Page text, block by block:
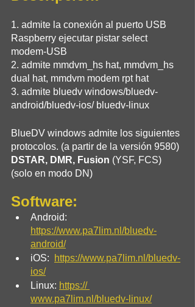
1. admite la conexión al puerto USB
Raspberry ejecutar pistar select
modem-USB
2. admite mmdvm_hs hat, mmdvm_hs
dual hat, mmdvm modem rpt hat
3. admite bluedv windows/bluedv-
android/bluedv-ios/ bluedv-linux
BlueDV windows admite los siguientes
protocolos. (a partir de la versión 9580)
DSTAR, DMR, Fusion (YSF, FCS)
(solo en modo DN)
Software:
Android:
https://www.pa7lim.nl/bluedv-
android/
iOS:
https://www.pa7lim.nl/bluedv-
ios/
Linux: https://
www.pa7lim.nl/bluedv-linux/